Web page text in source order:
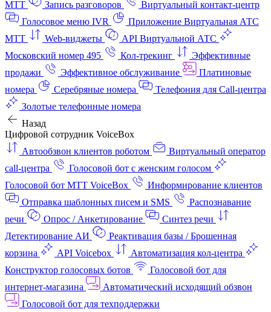
МТТ
Запись разговоров
Виртуальный контакт‑центр
Голосовое меню IVR
Приложение Виртуальная АТС
МТТ
Web-виджеты
API Виртуальной АТС
Московский номер 495
Кол-трекинг
Эффективные
продажи
Эффективное обслуживание
Платиновые
номера
Серебряные номера
Телефония для Call-центра
Золотые телефонные номера
Назад
Цифровой сотрудник VoiceBox
Автообзвон клиентов роботом
Виртуальный оператор
call-центра
Голосовой бот с женским голосом
Голосовой бот МТТ VoiceBox
Информирование клиентов
Отправка шаблонных писем и SMS
Распознавание
речи
Опрос / Анкетирование
Синтез речи
Детектирование АИ
Реактивация базы / Брошенная
корзина
API Voicebox
Автоматизация кол‑центра
Конструктор голосовых ботов
Голосовой бот для
интернет‑магазина
Автоматический исходящий обзвон
Голосовой бот для техподдержки